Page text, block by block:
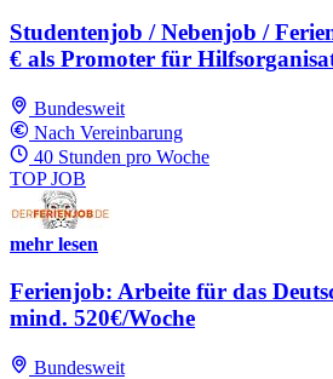
Studentenjob / Nebenjob /
€ als Promoter für
Bundesweit
Nach Vereinbarung
40 Stunden pro Woche
TOP JOB
mehr lesen
Ferienjob: Arbeite für das
mind. 520€/Woche
Bundesweit